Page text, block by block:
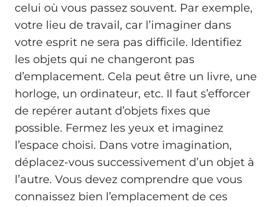
celui où vous passez souvent. Par exemple,
votre lieu de travail, car l’imaginer dans
votre esprit ne sera pas difficile. Identifiez
les objets qui ne changeront pas
d’emplacement. Cela peut être un livre, une
horloge, un ordinateur, etc. Il faut s’efforcer
de repérer autant d’objets fixes que
possible. Fermez les yeux et imaginez
l’espace choisi. Dans votre imagination,
déplacez-vous successivement d’un objet à
l’autre. Vous devez comprendre que vous
connaissez bien l’emplacement de ces